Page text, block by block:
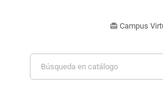
card_giftcard Campus